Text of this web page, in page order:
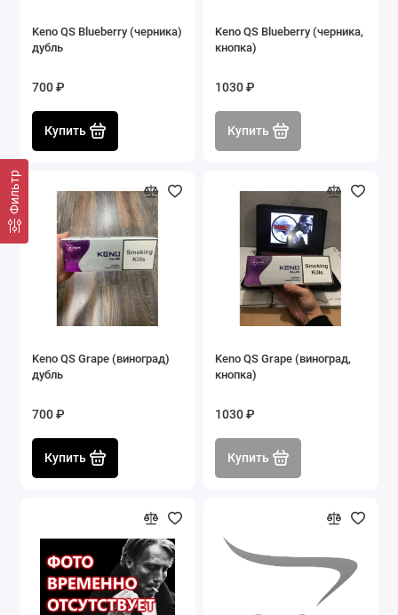
Фильтр
Keno QS Blueberry (черника)
дубль
700 ₽
Купить
Keno QS Blueberry (черника,
кнопка)
1030 ₽
Купить
Keno QS Grape (виноград)
дубль
700 ₽
Купить
Keno QS Grape (виноград,
кнопка)
1030 ₽
Купить